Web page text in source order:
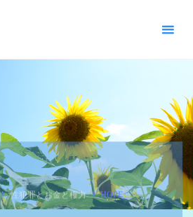
性犯罪とお金と権力 HOPE